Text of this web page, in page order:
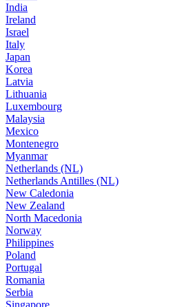
India
Ireland
Israel
Italy
Japan
Korea
Latvia
Lithuania
Luxembourg
Malaysia
Mexico
Montenegro
Myanmar
Netherlands (NL)
Netherlands Antilles (NL)
New Caledonia
New Zealand
North Macedonia
Norway
Philippines
Poland
Portugal
Romania
Serbia
Singapore